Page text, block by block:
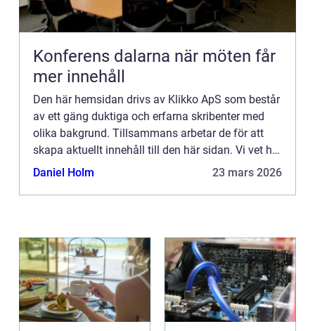
Konferens dalarna när möten får
mer innehåll
Den här hemsidan drivs av Klikko ApS som består
av ett gäng duktiga och erfarna skribenter med
olika bakgrund. Tillsammans arbetar de för att
skapa aktuellt innehåll till den här sidan. Vi vet hur
utmanande det är att läsa och genomgå en
Daniel Holm 23 mars 2026